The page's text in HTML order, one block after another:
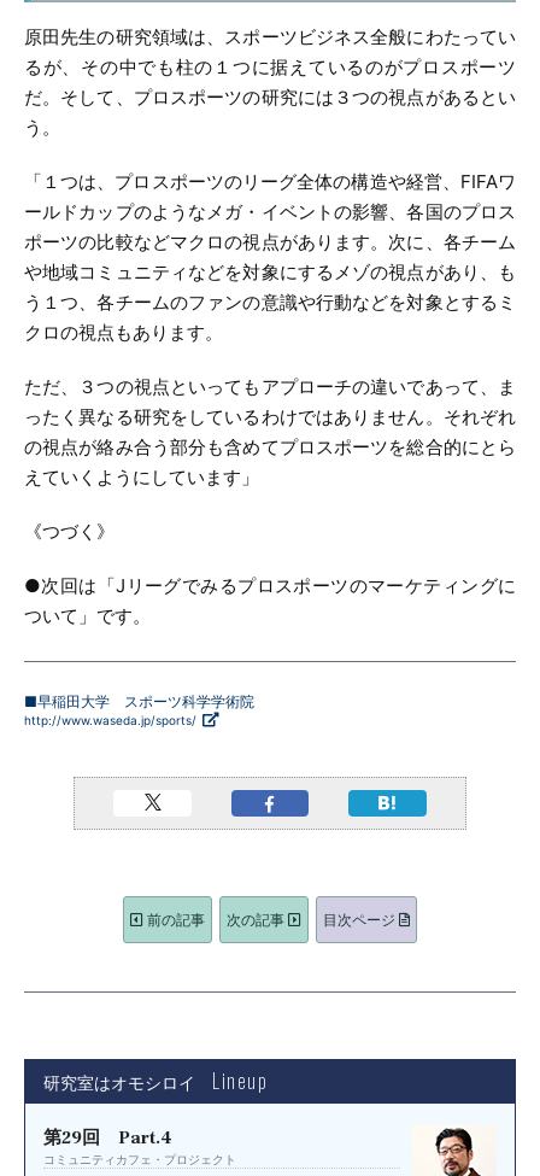
原田先生の研究領域は、スポーツビジネス全般にわたってい
るが、その中でも柱の１つに据えているのがプロスポーツ
だ。そして、プロスポーツの研究には３つの視点があるとい
う。
「１つは、プロスポーツのリーグ全体の構造や経営、FIFAワ
ールドカップのようなメガ・イベントの影響、各国のプロス
ポーツの比較などマクロの視点があります。次に、各チーム
や地域コミュニティなどを対象にするメゾの視点があり、も
う１つ、各チームのファンの意識や行動などを対象とするミ
クロの視点もあります。
ただ、３つの視点といってもアプローチの違いであって、ま
ったく異なる研究をしているわけではありません。それぞれ
の視点が絡み合う部分も含めてプロスポーツを総合的にとら
えていくようにしています」
《つづく》
●次回は「Jリーグでみるプロスポーツのマーケティングに
ついて」です。
■早稲田大学 スポーツ科学学術院
http://www.waseda.jp/sports/
前の記事 次の記事 目次ページ
研究室はオモシロイ Lineup
第29回 Part.4
コミュニティカフェ・プロジェクト